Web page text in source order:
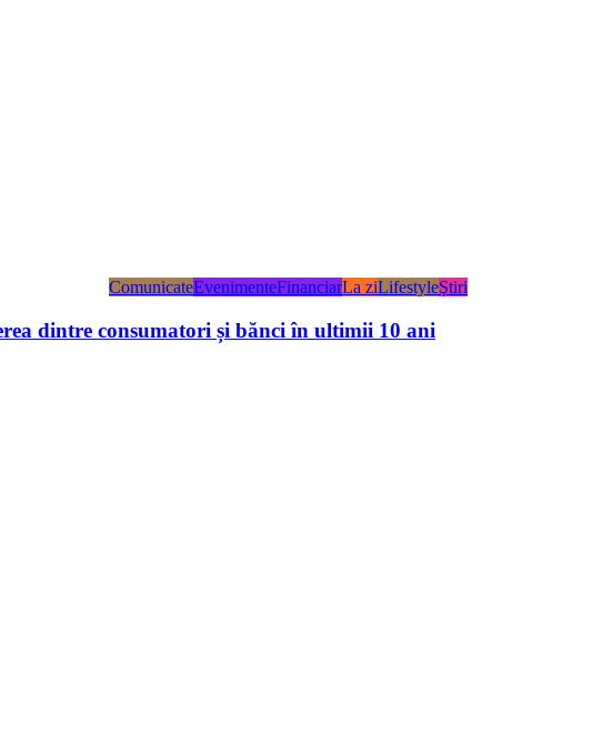
ComunicateEvenimenteFinanciarLa ziLifestyleŞtiri
dintre consumatori și bănci în ultimii 10 ani